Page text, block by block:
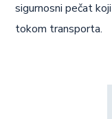
sigurnosni pečat
tokom transporta.